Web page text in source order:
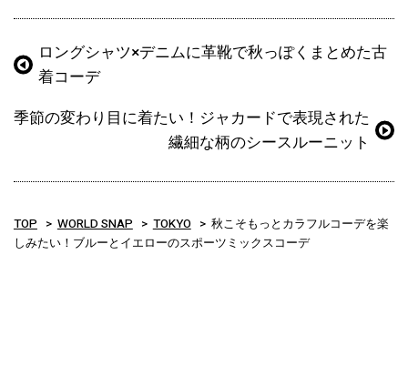
ロングシャツ×デニムに革靴で秋っぽくまとめた古
着コーデ
季節の変わり目に着たい！ジャカードで表現された
繊細な柄のシースルーニット
TOP WORLD SNAP TOKYO
秋こそもっとカラフルコーデを楽
しみたい！ブルーとイエローのスポーツミックスコーデ